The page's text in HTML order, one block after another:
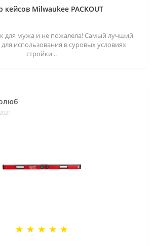
кейсов Milwaukee PACKOUT
для мужа и не пожалела! Самый лучший
использования в суровых условиях
стройки ..